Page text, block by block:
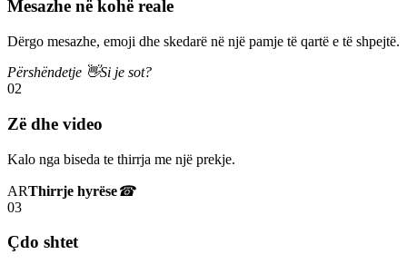
Mesazhe në kohë reale
Dërgo mesazhe, emoji dhe skedarë në një pamje të qartë e të shpejtë.
Përshëndetje 👋Si je sot?
02
Zë dhe video
Kalo nga biseda te thirrja me një prekje.
ARThirrje hyrëse☎
03
Çdo shtet